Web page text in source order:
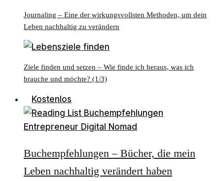
Journaling – Eine der wirkungsvollsten Methoden, um dein
Leben nachhaltig zu verändern
Ziele finden und setzen – Wie finde ich heraus, was ich
brauche und möchte? (1/3)
Kostenlos
Buchempfehlungen – Bücher, die mein
Leben nachhaltig verändert haben